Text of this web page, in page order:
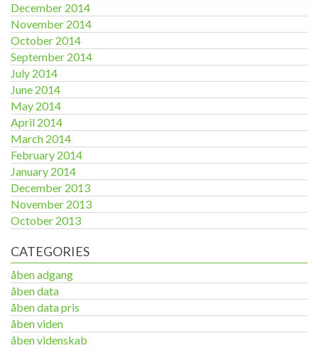
December 2014
November 2014
October 2014
September 2014
July 2014
June 2014
May 2014
April 2014
March 2014
February 2014
January 2014
December 2013
November 2013
October 2013
CATEGORIES
åben adgang
åben data
åben data pris
åben viden
åben videnskab